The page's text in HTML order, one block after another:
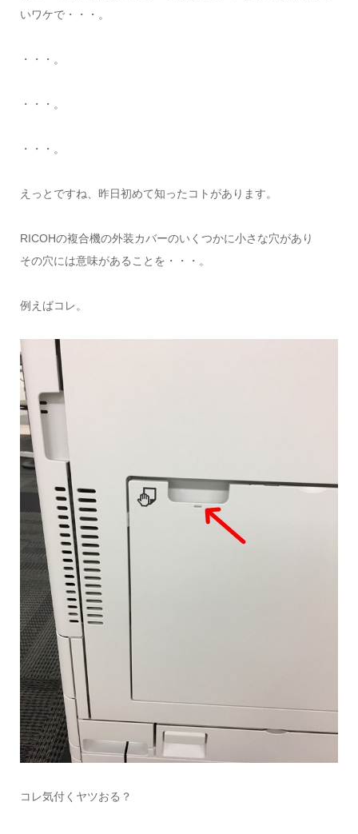
いワケで・・・。
・・・。
・・・。
・・・。
えっとですね、昨日初めて知ったコトがあります。
RICOHの複合機の外装カバーのいくつかに小さな穴があり
その穴には意味があることを・・・。
例えばコレ。
コレ気付くヤツおる？